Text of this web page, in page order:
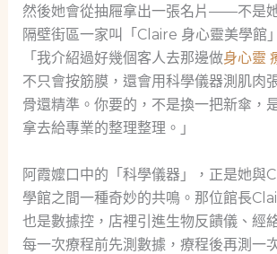
然後她會從抽屜拿出一張名片——不是
隔壁街區一家叫「Claire 身心靈美學館
「我介紹過好幾個客人去那邊做身心靈
不只會按筋膜，還會用科學儀器測肌肉
骨還精準。你要的，不是換一把新傘，
拿去給專業的整理整理。」
阿霞嬤口中的「科學儀器」，正是她與
學館之間一種奇妙的共鳴。那位館長
也是數據控，店裡引進生物反饋儀、經
每一次療程前先測數據，療程後再測一